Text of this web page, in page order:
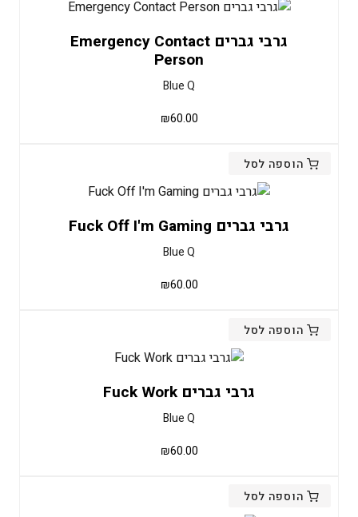
גרבי גברים Emergency Contact
Person
Blue Q
₪60.00
הוספה לסל
גרבי גברים Fuck Off I'm Gaming
Blue Q
₪60.00
הוספה לסל
גרבי גברים Fuck Work
Blue Q
₪60.00
הוספה לסל